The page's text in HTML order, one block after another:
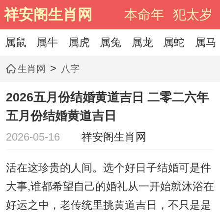
祥安阁生肖网 本命年 犯太岁
属鼠 属牛 属虎 属兔 属龙 属蛇 属马
生肖网 > 八字
2026五月份结婚黄道吉日 二零二六年
五月份结婚黄道吉日
2026-05-16 祥安阁生肖网
活在这珍贵的人间。选个好日子结婚可是件
大事,谁都希望自己的婚礼从一开始就沐浴在
好运之中，老传统里挑黄道吉日，不只是是